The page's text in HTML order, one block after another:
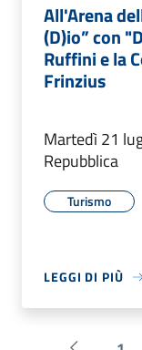
All'Arena
(D)io” con
Ruffini e la
Frinzius
Martedì 21
Repubblica
Turismo
LEGGI DI PIÙ